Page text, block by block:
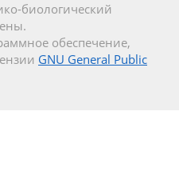
биологический
обеспечение,
GNU General Public